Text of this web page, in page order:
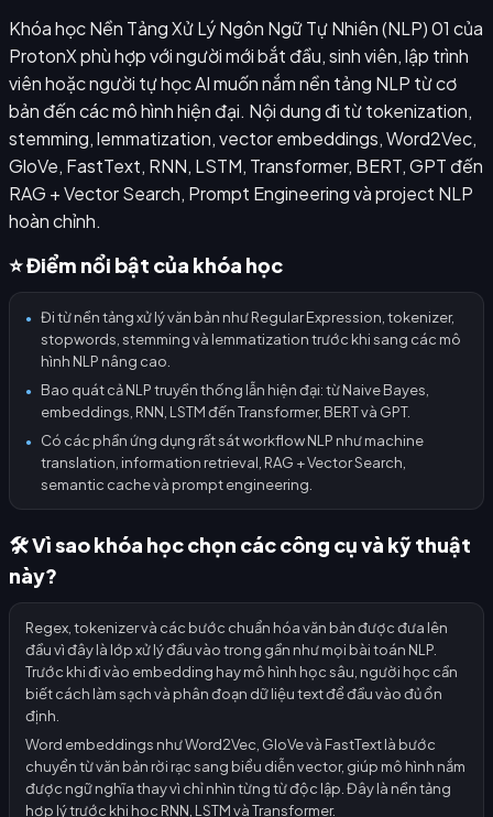
Khóa học Nền Tảng Xử Lý Ngôn Ngữ Tự Nhiên (NLP) 01 của
ProtonX phù hợp với người mới bắt đầu, sinh viên, lập trình
viên hoặc người tự học AI muốn nắm nền tảng NLP từ cơ
bản đến các mô hình hiện đại. Nội dung đi từ tokenization,
stemming, lemmatization, vector embeddings, Word2Vec,
GloVe, FastText, RNN, LSTM, Transformer, BERT, GPT đến
RAG + Vector Search, Prompt Engineering và project NLP
hoàn chỉnh.
⭐ Điểm nổi bật của khóa học
●
Đi từ nền tảng xử lý văn bản như Regular Expression, tokenizer,
stopwords, stemming và lemmatization trước khi sang các mô
hình NLP nâng cao.
●
Bao quát cả NLP truyền thống lẫn hiện đại: từ Naive Bayes,
embeddings, RNN, LSTM đến Transformer, BERT và GPT.
●
Có các phần ứng dụng rất sát workflow NLP như machine
translation, information retrieval, RAG + Vector Search,
semantic cache và prompt engineering.
🛠️ Vì sao khóa học chọn các công cụ và kỹ thuật
này?
Regex, tokenizer và các bước chuẩn hóa văn bản được đưa lên
đầu vì đây là lớp xử lý đầu vào trong gần như mọi bài toán NLP.
Trước khi đi vào embedding hay mô hình học sâu, người học cần
biết cách làm sạch và phân đoạn dữ liệu text để đầu vào đủ ổn
định.
Word embeddings như Word2Vec, GloVe và FastText là bước
chuyển từ văn bản rời rạc sang biểu diễn vector, giúp mô hình nắm
được ngữ nghĩa thay vì chỉ nhìn từng từ độc lập. Đây là nền tảng
hợp lý trước khi học RNN, LSTM và Transformer.